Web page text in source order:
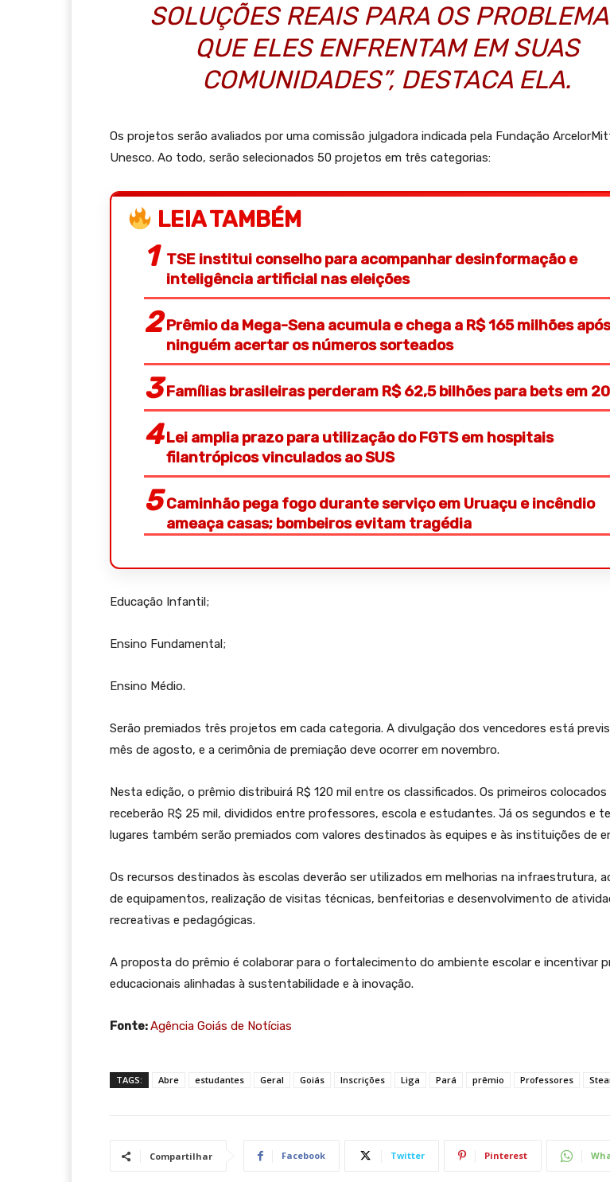
SOLUÇÕES REAIS PARA OS
QUE ELES ENFRENTAM EM SUAS
COMUNIDADES”, DESTACA ELA.
Os projetos serão avaliados por uma comissão julgadora indicada pela Fundação
Unesco. Ao todo, serão selecionados 50 projetos em três categorias:
LEIA TAMBÉM
TSE institui conselho para acompanhar desinformação e
inteligência artificial nas eleições
Prêmio da Mega-Sena acumula e chega a R$ 165 milhões após
ninguém acertar os números sorteados
Famílias brasileiras perderam R$ 62,5 bilhões para bets em
Lei amplia prazo para utilização do FGTS em hospitais
filantrópicos vinculados ao SUS
Caminhão pega fogo durante serviço em Uruaçu e incêndio
ameaça casas; bombeiros evitam tragédia
Educação Infantil;
Ensino Fundamental;
Ensino Médio.
Serão premiados três projetos em cada categoria. A divulgação dos vencedores está
mês de agosto, e a cerimônia de premiação deve ocorrer em novembro.
Nesta edição, o prêmio distribuirá R$ 120 mil entre os classificados. Os primeiros colocados
receberão R$ 25 mil, divididos entre professores, escola e estudantes. Já os segundos e
lugares também serão premiados com valores destinados às equipes e às instituições de
Os recursos destinados às escolas deverão ser utilizados em melhorias na infraestrutura,
de equipamentos, realização de visitas técnicas, benfeitorias e desenvolvimento de
recreativas e pedagógicas.
A proposta do prêmio é colaborar para o fortalecimento do ambiente escolar e incentivar
educacionais alinhadas à sustentabilidade e à inovação.
Fonte:Agência Goiás de Notícias
TAGS: Abre estudantes Geral Goiás Inscrições Liga Pará prêmio Professores
Compartilhar Facebook Twitter Pinterest